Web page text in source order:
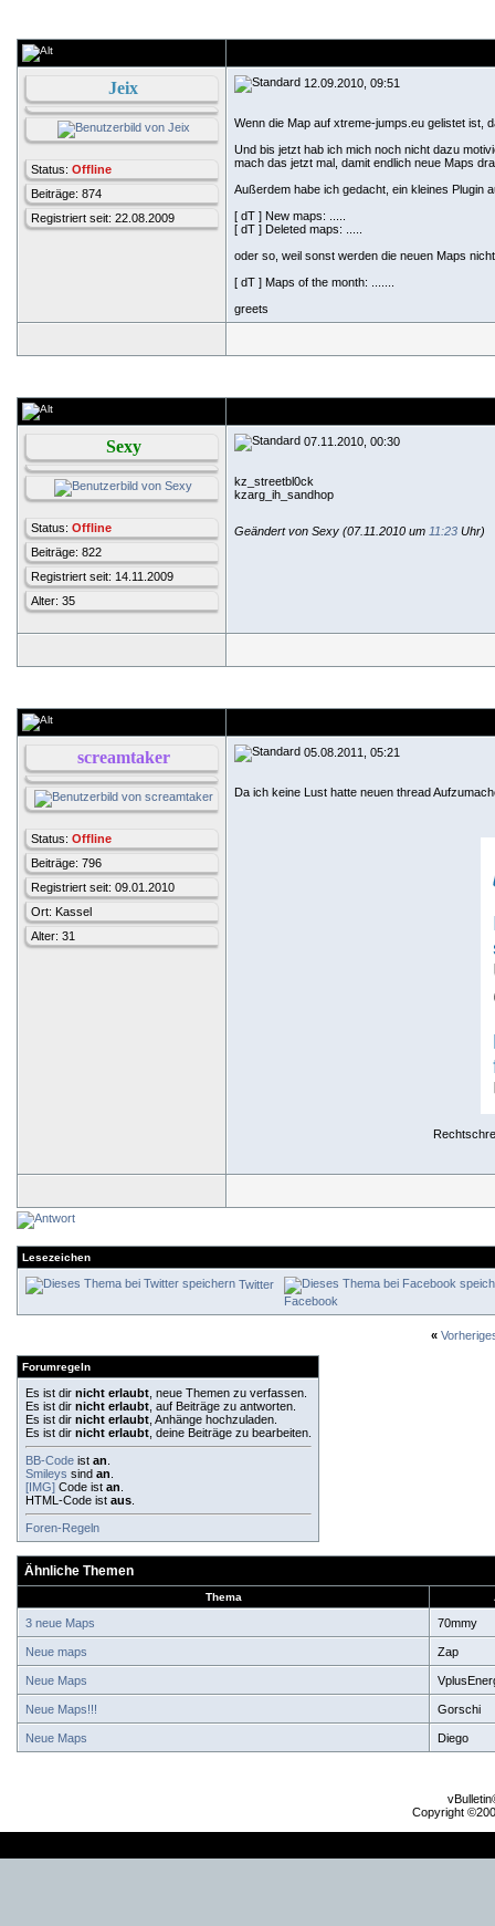
Jeix
Status: Offline
Beiträge: 874
Registriert seit: 22.08.2009
12.09.2010, 09:51
Wenn die Map auf xtreme-jumps.eu gelistet ist,
Und bis jetzt hab ich mich noch nicht dazu
mach das jetzt mal, damit endlich neue Maps
Außerdem habe ich gedacht, ein kleines Plugin
[ dT ] New maps: .....
[ dT ] Deleted maps: .....
oder so, weil sonst werden die neuen Maps
[ dT ] Maps of the month: .......
greets
Sexy
Status: Offline
Beiträge: 822
Registriert seit: 14.11.2009
Alter: 35
07.11.2010, 00:30
kz_streetbl0ck
kzarg_ih_sandhop
Geändert von Sexy (07.11.2010 um 11:23 Uhr)
screamtaker
Status: Offline
Beiträge: 796
Registriert seit: 09.01.2010
Ort: Kassel
Alter: 31
05.08.2011, 05:21
Da ich keine Lust hatte neuen thread
Lesezeichen
Twitter
Facebook
«
Forumregeln
Es ist dir nicht erlaubt , neue Themen zu verfassen.
Es ist dir nicht erlaubt , auf Beiträge zu antworten.
Es ist dir nicht erlaubt , Anhänge hochzuladen.
Es ist dir nicht erlaubt , deine Beiträge zu bearbeiten.
BB-Code ist an
Smileys sind an
[IMG] Code ist an
HTML-Code ist aus
Foren-Regeln
Ähnliche Themen
Thema
3 neue Maps 70mmy
Neue maps Zap
Neue Maps
Neue Maps!!! Gorschi
Neue Maps Diego
Copyright